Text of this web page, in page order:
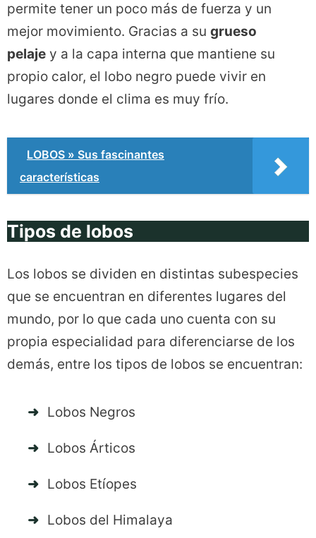
permite tener un poco más de fuerza y un
mejor movimiento. Gracias a su grueso
pelaje y a la capa interna que mantiene su
propio calor, el lobo negro puede vivir en
lugares donde el clima es muy frío.
LOBOS » Sus fascinantes
características
Tipos de lobos
Los lobos se dividen en distintas subespecies
que se encuentran en diferentes lugares del
mundo, por lo que cada uno cuenta con su
propia especialidad para diferenciarse de los
demás, entre los tipos de lobos se encuentran:
Lobos Negros
Lobos Árticos
Lobos Etíopes
Lobos del Himalaya